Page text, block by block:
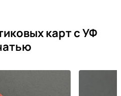
карт с УФ